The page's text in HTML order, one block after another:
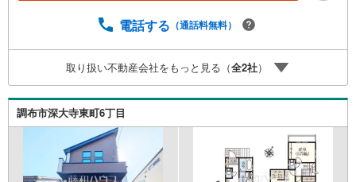
他物件もご紹介可能です。 担当営業へご希望をお伝えくだ
わせ、弊社へのご来社など、ご相談ください。ご希望があ
れば周辺環境、お客様の希望に合わせた物件などもご案内
をいたします。お住まい探しは朝日土地建物（株）八王子
店 営業1課にお任せください！
電話する （通話料無料）
取り扱い不動産会社をもっと見る（全2社）
調布市深大寺東町6丁目